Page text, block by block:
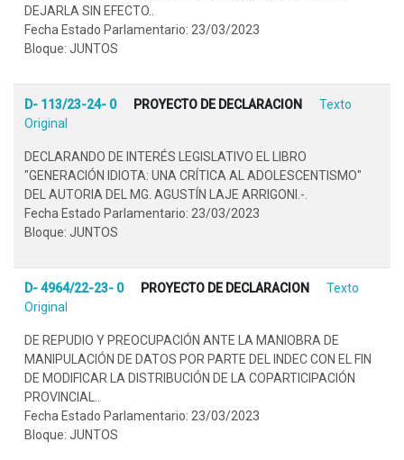
DEJARLA SIN EFECTO..
Fecha Estado Parlamentario: 23/03/2023
Bloque: JUNTOS
D- 113/23-24- 0 PROYECTO DE DECLARACION
Texto
Original
DECLARANDO DE INTERÉS LEGISLATIVO EL LIBRO
"GENERACIÓN IDIOTA: UNA CRÍTICA AL ADOLESCENTISMO"
DEL AUTORIA DEL MG. AGUSTÍN LAJE ARRIGONI.-.
Fecha Estado Parlamentario: 23/03/2023
Bloque: JUNTOS
D- 4964/22-23- 0 PROYECTO DE DECLARACION
Texto
Original
DE REPUDIO Y PREOCUPACIÓN ANTE LA MANIOBRA DE
MANIPULACIÓN DE DATOS POR PARTE DEL INDEC CON EL FIN
DE MODIFICAR LA DISTRIBUCIÓN DE LA COPARTICIPACIÓN
PROVINCIAL..
Fecha Estado Parlamentario: 23/03/2023
Bloque: JUNTOS